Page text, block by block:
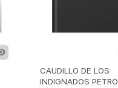
CAUDILLO DE LOS
INDIGNADOS PETRO